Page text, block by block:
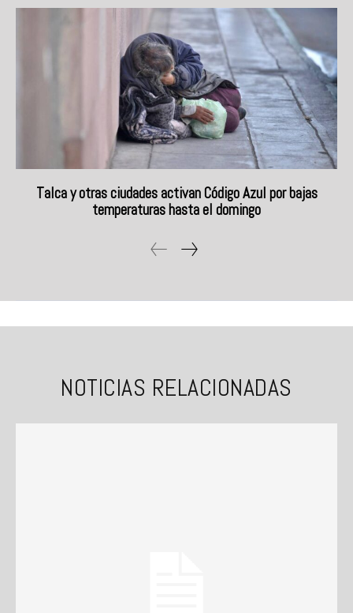
Talca y otras ciudades activan Código Azul por bajas
temperaturas hasta el domingo
NOTICIAS RELACIONADAS